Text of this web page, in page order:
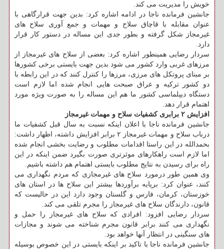
خویش را مدیریت می کند.
جانشین فرمانده ناجا در ادامه اشاره کرد: بدین جهت قرارگاهی با
عنوان مقابله با قاچاق سلاح و مهمات و جمع آوری سلاح های
غیرمجاز شکل گرفته و بطور جدی این مساله در دستور کار قرار
دارد.
سردار رضایی همینطور اشاره کرد: بعضی از سلاح های غیرمجاز از
مرزهای غربی وارد کشور می شود بدین جهت بایستی برخی کشورها
بر مبنای پروتکل های مرزی، مرزها را کنترل کنند که در این رابطه با
دو کشور ترکیه و عراق صبحت هایی انجام شده اما لازم است
دستگاه دیپلماسی کشور ما هم این مساله را به صورت ویژه مورد
اهتمام قرار دهد.
افزایش ۲ برابری کشفیات سلاح و مهمات غیرمجاز
جانشین فرمانده ناجا با اعلان اینکه نسبت به سال قبل کشفیات ما
درباب سلاح و مهمات غیرمجاز ۲ برابر افزایش داشته، اظهار داشت:
بحمدالله در این راستا اقدامات مطلوب و رضایت بخشی انجام شده
اما لازم است راهکارهای موثرتری صورت بگیرد ضمن اینکه در این
راه برای رسیدن به نتایج مطلوب بایستی اهتمام هم داشته باشیم.
وی همین طور درمورد سلاح های غیرمجازی که مردم نگهداری می
کنند، عنوان کرد: برپایه برآوردها بیشتر این سلاح ها در استان های
خوزستان، کرمان، فارس و گلستان وجود دارد این در حالیست که
قانون، دارندگان سلاح های غیرمجاز را مجرم تلقی می کند.
سردار رضایی افزود: افرادی که سلاح های غیرمجاز را حمل و
نگهداری می کنند برابر قانون مجرم شناخته می شوند و مجازات
های سنگینی در انتظار آنها خواهد بود.
جانشین فرمانده ناجا با تاکید بر اینکه بایستی در این خصوص بوسیله